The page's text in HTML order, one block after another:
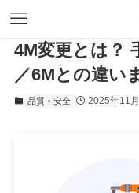
4M変更とは？
／6Mとの違い
品質・安全 2025年11